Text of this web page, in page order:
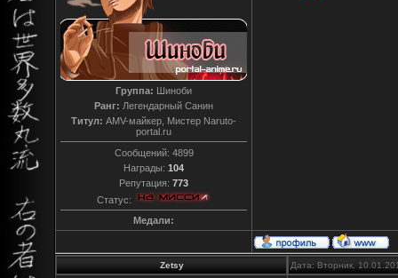
Группа: Шиноби
Ранг: Легендарный Санин
Титул: AMV-майкер, Мистер Naruto-
portal.ru
Сообщений: 4899
Награды: 104
Репутация: 773
Статус:
Медали:
Zetsy Дата: Вторник,